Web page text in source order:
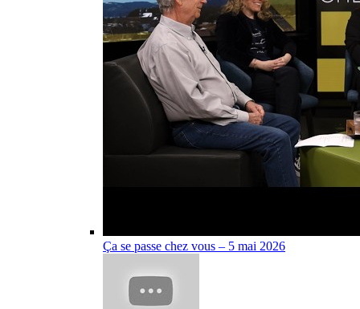
Ça se passe chez vous – 5 mai 2026